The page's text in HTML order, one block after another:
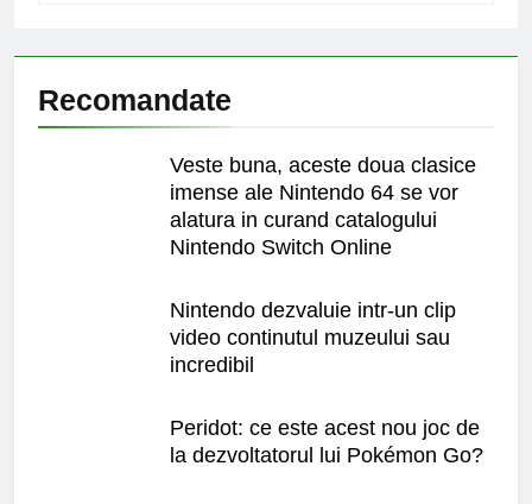
Recomandate
Veste buna, aceste doua clasice
imense ale Nintendo 64 se vor
alatura in curand catalogului
Nintendo Switch Online
Nintendo dezvaluie intr-un clip
video continutul muzeului sau
incredibil
Peridot: ce este acest nou joc de
la dezvoltatorul lui Pokémon Go?